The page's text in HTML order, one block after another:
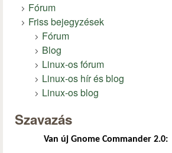
Fórum
Friss bejegyzések
Fórum
Blog
Linux-os fórum
Linux-os hír és blog
Linux-os blog
Szavazás
Van új Gnome Commander 2.0: